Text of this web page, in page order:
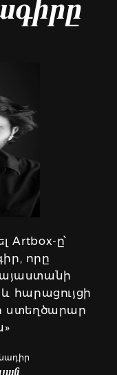
Artbox-ը՝
որը
հարացույցի
ստեղծարար